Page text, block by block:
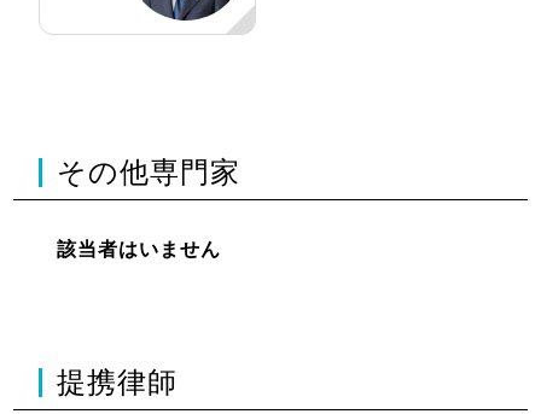
その他専門家
該当者はいません
提携律師